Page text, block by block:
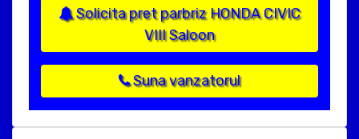
Solicita pret parbriz HONDA CIVIC
VIII Saloon
Suna vanzatorul